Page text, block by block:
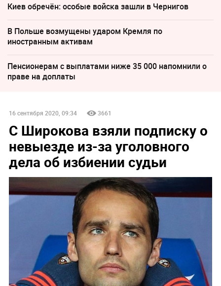
Киев обречён: особые войска зашли в Чернигов
В Польше возмущены ударом Кремля по
иностранным активам
Пенсионерам с выплатами ниже 35 000 напомнили о
праве на доплаты
16 сентября 2020, 09:34 3661
С Широкова взяли подписку о
невыезде из-за уголовного
дела об избиении судьи